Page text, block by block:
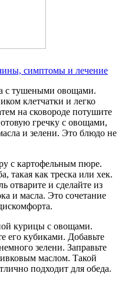
симптомы и лечение
с тушеными овощами.
клетчатки и легко
на сковороде потушите
гречку с овощами,
и зелени. Это блюдо не
с картофельным пюре.
такая как треска или хек.
отварите и сделайте из
и масла. Это сочетание
курицы с овощами.
его кубиками. Добавьте
зелени. Заправьте
маслом. Такой
подходит для обеда.